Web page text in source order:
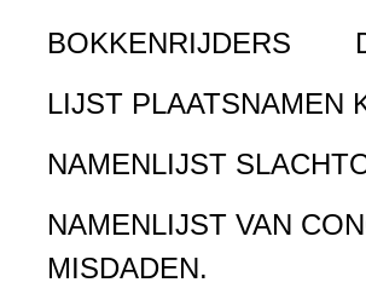
BOKKENRIJDERS
LIJST PLAATSNAMEN
NAMENLIJST
NAMENLIJST VAN
MISDADEN.